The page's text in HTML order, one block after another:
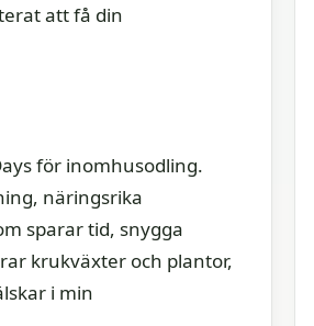
att få din
för inomhusodling.
näringsrika
sparar tid, snygga
krukväxter och plantor,
i min